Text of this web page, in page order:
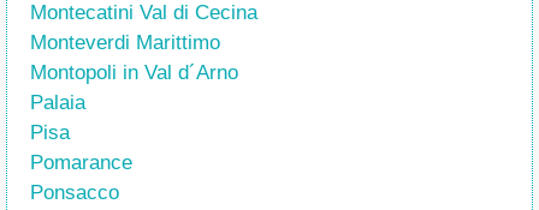
Montecatini Val di Cecina
Monteverdi Marittimo
Montopoli in Val d´Arno
Palaia
Pisa
Pomarance
Ponsacco